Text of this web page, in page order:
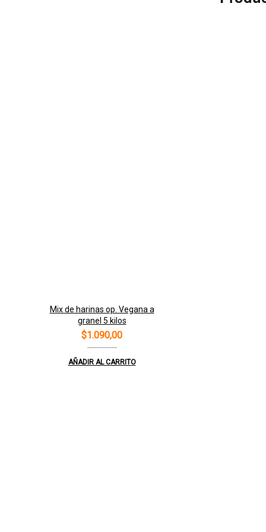
Mix de harinas op. Vegana a
granel 5 kilos
$1.090,00
AÑADIR AL CARRITO